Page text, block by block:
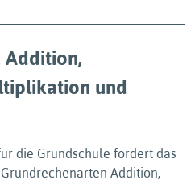
Addition,
und
die Grundschule fördert das
Addition,